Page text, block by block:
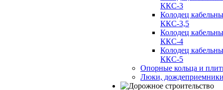
ККС-3
Колодец
ККС-3,5
Колодец
ККС-4
Колодец
ККС-5
Опорные кольца и
Люки,